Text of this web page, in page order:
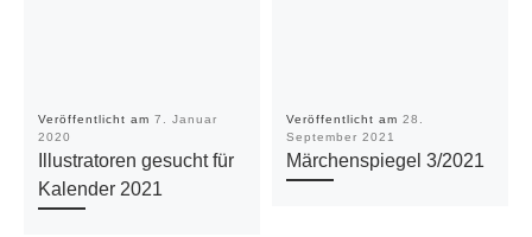
Veröffentlicht am 7. Januar
2020
Illustratoren gesucht für
Kalender 2021
Veröffentlicht am 28.
September 2021
Märchenspiegel 3/2021